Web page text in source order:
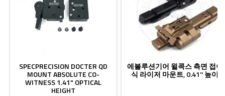
SPECPRECISION DOCTER QD
MOUNT ABSOLUTE CO-
WITNESS 1.41" OPTICAL
HEIGHT
에볼루션기어 윌콕스 측면 접이
식 라이저 마운트, 0.41'' 높이